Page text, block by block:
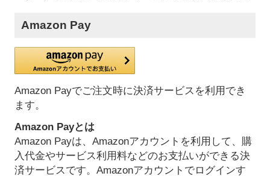
Amazon Pay
Amazon Payでご注文時に決済サービスを利用でき
ます。
Amazon Payとは
Amazon Payは、Amazonアカウントを利用して、購
入代金やサービス利用料などのお支払いができる決
済サービスです。Amazonアカウントでログインす